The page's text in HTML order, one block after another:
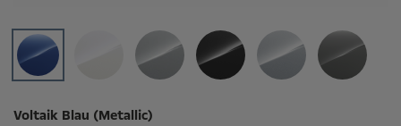
Voltaik Blau (Metallic)